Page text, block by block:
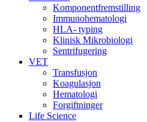
Komponentfremstilling
Immunohematologi
HLA- typing
Klinisk Mikrobiologi
Sentrifugering
VET
Transfusjon
Koagulasjon
Hematologi
Forgiftninger
Life Science